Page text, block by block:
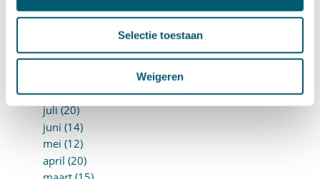
Selectie toestaan
Weigeren
►
2020 (154)
oktober (14)
augustus (2)
juli (20)
juni (14)
mei (12)
april (20)